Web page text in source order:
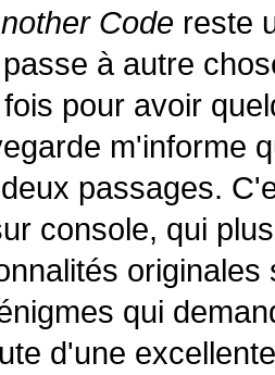
Code reste
à autre
pour avoir
m'informe
passages.
console, qui
originales
qui
d'une